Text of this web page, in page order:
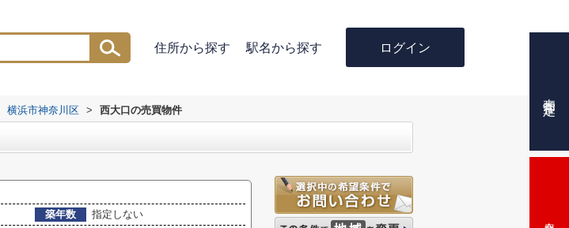
住所から探す 駅名から探す ログイン
横浜市神奈川区 > 西大口の売買物件
築年数
指定しない